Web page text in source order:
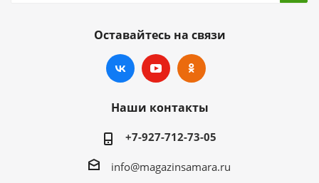
Оставайтесь на связи
Наши контакты
+7-927-712-73-05
info@magazinsamara.ru